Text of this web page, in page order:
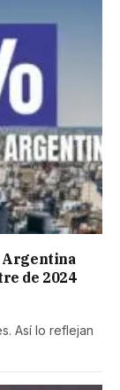
Argentina
de 2024
Así lo reflejan